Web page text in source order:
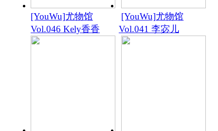
[YouWu]尤物馆
Vol.046 Kely香香
[YouWu]尤物馆
Vol.041 李宓儿